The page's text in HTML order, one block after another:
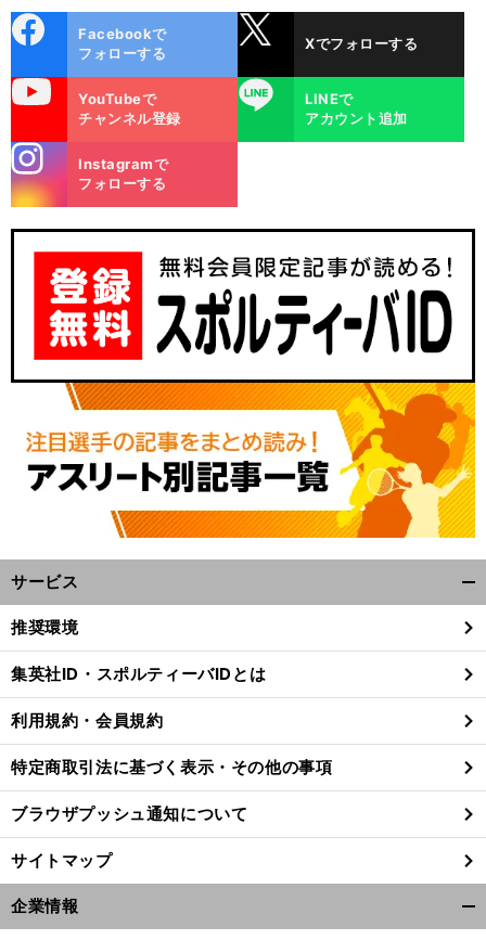
】
、
前
へ
ok
Facebookで
フォローする
Xでフォローする
YouTubeで
チャンネル登録
LINE
LINEで
アカウント追加
m
Instagramで
フォローする
サービス
閉
る
推奨環境
集英社ID・スポルティーバIDとは
利用規約・会員規約
特定商取引法に基づく表示・その他の事項
ブラウザプッシュ通知について
サイトマップ
企業情報